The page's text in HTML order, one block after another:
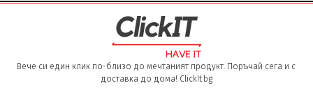
Вече си един клик по-близо до мечтаният продукт. Поръчай сега и с
доставка до дома! ClickIt.bg